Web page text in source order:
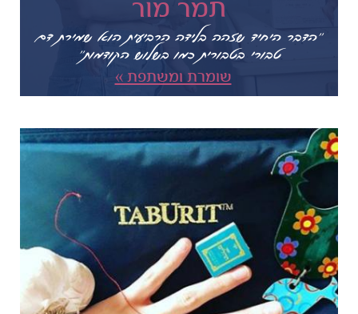
תמר מור
"הדבר היחיד שזהה בלידה הרביעית הוא שמירת דם
טבורי בטבורית כמו בשלוש הקודמות"
שומרת ומשתפת »